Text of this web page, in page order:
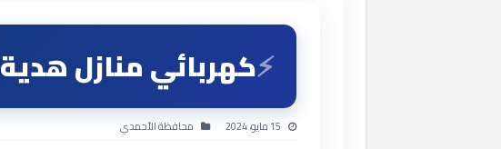
كهربائي منازل هدية 97446767 فني كهربائي 24 ساعة
15 مايو، 2024 محافظة الأحمدي